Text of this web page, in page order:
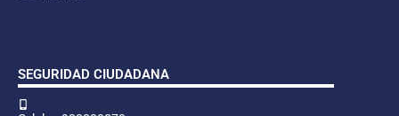
SEGURIDAD CIUDADANA